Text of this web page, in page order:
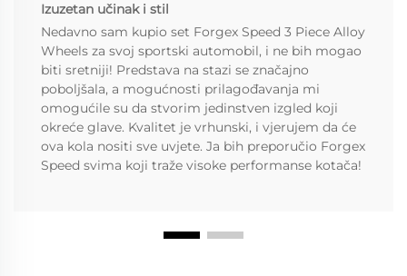
Izuzetan učinak i stil
Nedavno sam kupio set Forgex Speed 3 Piece Alloy
Wheels za svoj sportski automobil, i ne bih mogao
biti sretniji! Predstava na stazi se značajno
poboljšala, a mogućnosti prilagođavanja mi
omogućile su da stvorim jedinstven izgled koji
okreće glave. Kvalitet je vrhunski, i vjerujem da će
ova kola nositi sve uvjete. Ja bih preporučio Forgex
Speed svima koji traže visoke performanse kotača!